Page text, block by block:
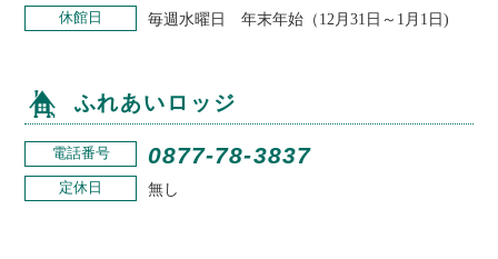
休館日 毎週⽔曜⽇ 年末年始（12月31日～1月1日)
ふれあいロッジ
電話番号 0877-78-3837
定休日 無し